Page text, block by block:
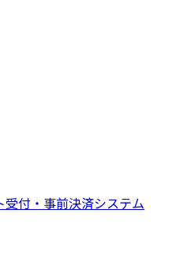
付・事前決済システム